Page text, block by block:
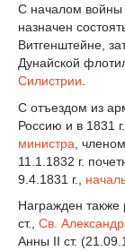
С началом войны
назначен
Витгенштейне,
Дунайской
Силистрии
С отъездом из
Россию и в 1831
министра ,
11.1.1832 г.
9.4.1831 г.,
Награжден
ст., Св.
Анны II ст.